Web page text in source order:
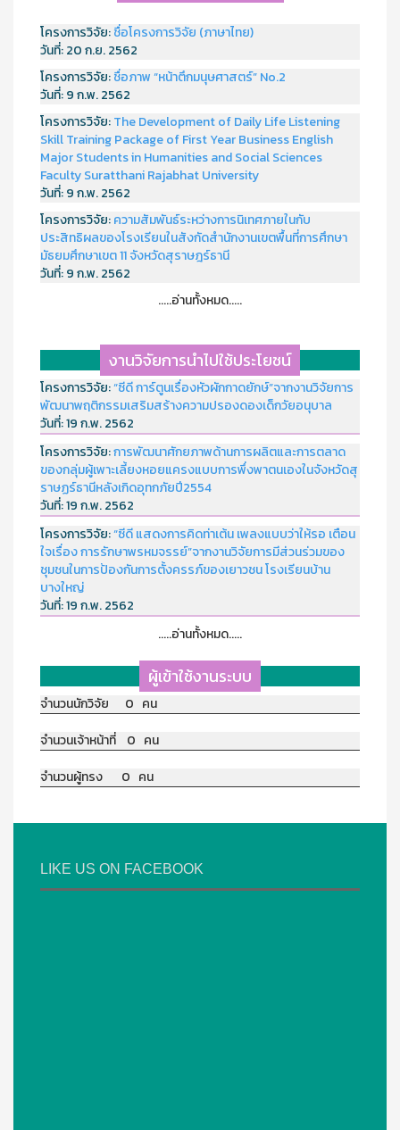
โครงการวิจัย:ชื่อโครงการวิจัย (ภาษาไทย)
วันที่:20 ก.ย. 2562
โครงการวิจัย:ชื่อภาพ “หน้าตึกมนุษศาสตร์” No.2
วันที่:9 ก.พ. 2562
โครงการวิจัย:The Development of Daily Life Listening
Skill Training Package of First Year Business English
Major Students in Humanities and Social Sciences
Faculty Suratthani Rajabhat University
วันที่:9 ก.พ. 2562
โครงการวิจัย:ความสัมพันธ์ระหว่างการนิเทศภายในกับ
ประสิทธิผลของโรงเรียนในสังกัดสำนักงานเขตพื้นที่การศึกษา
มัธยมศึกษาเขต 11 จังหวัดสุราษฎร์ธานี
วันที่:9 ก.พ. 2562
.....อ่านทั้งหมด.....
งานวิจัยการนำไปใช้ประโยชน์
โครงการวิจัย:“ซีดี การ์ตูนเรื่องหัวผักกาดยักษ์”จากงานวิจัยการ
พัฒนาพฤติกรรมเสริมสร้างความปรองดองเด็กวัยอนุบาล
วันที่:19 ก.พ. 2562
โครงการวิจัย:การพัฒนาศักยภาพด้านการผลิตและการตลาด
ของกลุ่มผู้เพาะเลี้ยงหอยแครงแบบการพึ่งพาตนเองในจังหวัดสุ
ราษฏร์ธานีหลังเกิดอุทกภัยปี2554
วันที่:19 ก.พ. 2562
โครงการวิจัย:“ซีดี แสดงการคิดท่าเต้น เพลงแบบว่าให้รอ เตือน
ใจเรื่อง การรักษาพรหมจรรย์”จากงานวิจัยการมีส่วนร่วมของ
ชุมชนในการป้องกันการตั้งครรภ์ของเยาวชน โรงเรียนบ้าน
บางใหญ่
วันที่:19 ก.พ. 2562
.....อ่านทั้งหมด.....
ผู้เข้าใช้งานระบบ
จำนวนนักวิจัย 0 คน
จำนวนเจ้าหน้าที่ 0 คน
จำนวนผู้ทรง 0 คน
LIKE US ON FACEBOOK